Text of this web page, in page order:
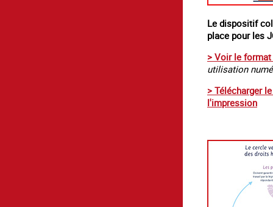
Le dispositif
place pour les
> Voir le format
utilisation
> Télécharger
l'impression